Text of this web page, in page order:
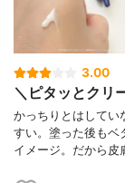
3.00
＼ピタッとクリ
かっちりとはしてい
すい。塗った後もベ
イメージ。だから